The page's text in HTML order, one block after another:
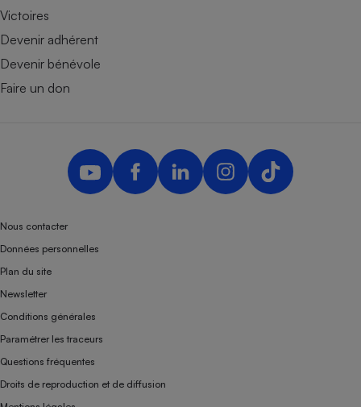
Victoires
Devenir adhérent
Devenir bénévole
Faire un don
Nous contacter
Données personnelles
Plan du site
Newsletter
Conditions générales
Paramétrer les traceurs
Questions fréquentes
Droits de reproduction et de diffusion